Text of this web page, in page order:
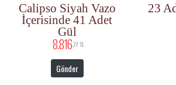
Calipso Siyah Vazo
İçerisinde 41 Adet
Gül
8.816 ,77 TL
Gönder
23